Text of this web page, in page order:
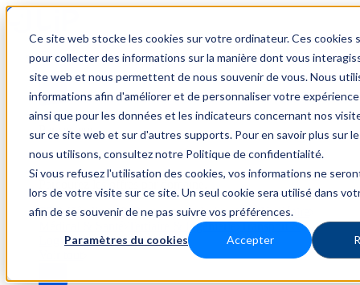
Ce site web stocke les cookies sur votre ordinateur. Ces cookies
pour collecter des informations sur la manière dont vous
site web et nous permettent de nous souvenir de vous. Nous
informations afin d'améliorer et de personnaliser votre
ainsi que pour les données et les indicateurs concernant nos
sur ce site web et sur d'autres supports. Pour en savoir plus sur
nous utilisons, consultez notre Politique de confidentialité.
Si vous refusez l'utilisation des cookies, vos informations ne
lors de votre visite sur ce site. Un seul cookie sera utilisé dans
afin de se souvenir de ne pas suivre vos préférences.
Paramètres du cookies Accepter
Trouver un emploi
Par secteur
BTP Hôtellerie & Restauration Industrie & Nucléaire
Tertiaire & Ingénierie Transport &
Logistique